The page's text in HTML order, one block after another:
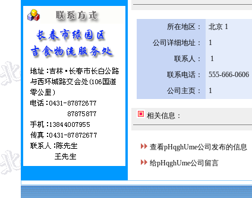
所在地区： 北京 1
公司详细地址：
1
联系人：
1
联系电话：
555-666-0606
公司主页：
1
相关信息：
查看pHqghUme公司发布的信息
给pHqghUme公司留言